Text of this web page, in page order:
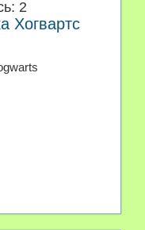
2
Хогвартс